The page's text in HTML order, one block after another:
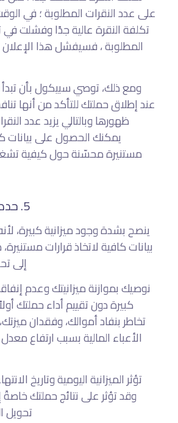
على عدد النقرات المطلوبة ؛ في
تكلفة النقرة عالية جدًا وفشلت في
المطلوبة ، فسيفشل هذا
ومع ذلك، توصي سبيكول بأن تبدأ
عند إطلاق حملتك للتأكد من أنها
ظهورها وبالتالي يزيد عدد
يمكنك الحصول على بيانات
مستنيرة محسّنة حول كيفية
5. حدد ميزانية تناسبك:
ينصح بشدة وجود ميزانية كبيرة،
بيانات كافية لاتخاذ قرارات
إلى
نوصيك بموازنة ميزانيتك وعدم
كبيرة دون تقييم أداء حملتك
تخاطر بنفاد أموالك، وفقدان
تؤثر الميزانية اليومية وتاريخ
وقد تؤثر على نتائج حملتك
تحويل